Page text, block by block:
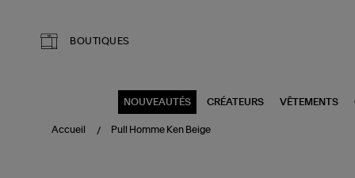
BOUTIQUES
NOUVEAUTÉS CRÉATEURS VÊTEMENTS
Accueil Pull Homme Ken Beige